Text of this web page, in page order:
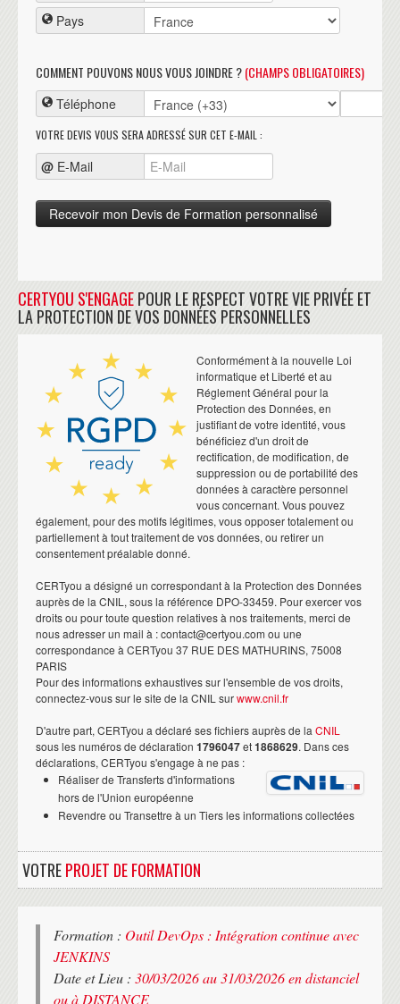
Pays
COMMENT POUVONS NOUS VOUS JOINDRE ?(CHAMPS OBLIGATOIRES)
Téléphone
VOTRE DEVIS VOUS SERA ADRESSÉ SUR CET E-MAIL :
@ E-Mail
CERTYOU S'ENGAGEPOUR LE RESPECT VOTRE VIE PRIVÉE ET
LA PROTECTION DE VOS DONNÉES PERSONNELLES
Conformément à la nouvelle Loi
informatique et Liberté et au
Réglement Général pour la
Protection des Données, en
justifiant de votre identité, vous
bénéficiez d'un droit de
rectification, de modification, de
suppression ou de portabilité des
données à caractère personnel
vous concernant. Vous pouvez
également, pour des motifs légitimes, vous opposer totalement ou
partiellement à tout traitement de vos données, ou retirer un
consentement préalable donné.
CERTyou a désigné un correspondant à la Protection des Données
auprès de la CNIL, sous la référence DPO-33459. Pour exercer vos
droits ou pour toute question relatives à nos traitements, merci de
nous adresser un mail à : contact@certyou.com ou une
correspondance à CERTyou 37 RUE DES MATHURINS, 75008
PARIS
Pour des informations exhaustives sur l'ensemble de vos droits,
connectez-vous sur le site de la CNIL surwww.cnil.fr
D'autre part, CERTyou a déclaré ses fichiers auprès de la CNIL
sous les numéros de déclaration 1796047et1868629. Dans ces
déclarations, CERTyou s'engage à ne pas :
Réaliser de Transferts d'informations
hors de l'Union européenne
Revendre ou Transettre à un Tiers les informations collectées
VOTREPROJET DE FORMATION
Formation : Outil DevOps : Intégration continue avec
JENKINS
Date et Lieu : 30/03/2026 au 31/03/2026 en distanciel
ou à DISTANCE